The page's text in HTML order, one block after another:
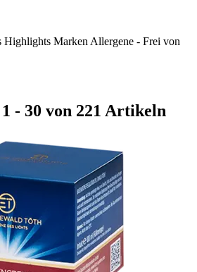
Highlights Marken Allergene - Frei von
- 30 von 221 Artikeln